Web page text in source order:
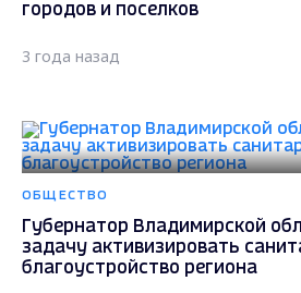
городов и поселков
3 года назад
ОБЩЕСТВО
Губернатор Владимирской
задачу активизировать
благоустройство региона